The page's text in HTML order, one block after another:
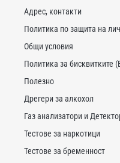
Адрес, контакти
Политика по защита на
Общи условия
Политика за бисквитките
Полезно
Дрегери за алкохол
Газ анализатори и
Тестове за наркотици
Тестове за бременност